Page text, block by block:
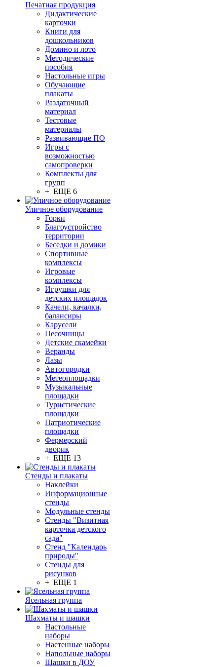
Печатная продукция
Дидактические
карточки
Книги для
дошкольников
Домино и лото
Методические
пособия
Настольные игры
Обучающие
плакаты
Раздаточный
материал
Тестовые
материалы
Развивающие ПО
Игры с
возможностью
самопроверки
Комплекты для
групп
+ ЕЩЕ 6
Уличное оборудование
Горки
Благоустройство
территории
Беседки и домики
Спортивные
комплексы
Игровые
комплексы
Игрушки для
детских площадок
Качели, качалки,
балансиры
Карусели
Песочницы
Детские скамейки
Веранды
Лазы
Автогородки
Метеоплощадки
Музыкальные
площадки
Туристические
площадки
Патриотические
площадки
Фермерский
дворик
+ ЕЩЕ 13
Стенды и плакаты
Наклейки
Информационные
стенды
Модульные стенды
Стенды "Визитная
карточка детского
сада"
Стенд "Календарь
природы"
Стенды для
рисунков
+ ЕЩЕ 1
Ясельная группа
Шахматы и шашки
Настольные
наборы
Настенные наборы
Напольные наборы
Шашки в ДОУ